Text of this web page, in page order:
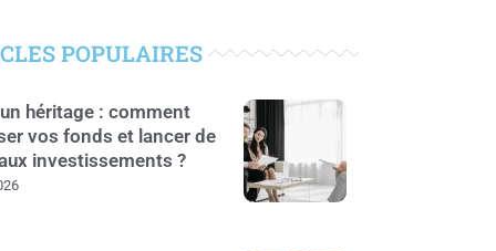
POPULAIRES
héritage : comment
vos fonds et lancer de
investissements ?